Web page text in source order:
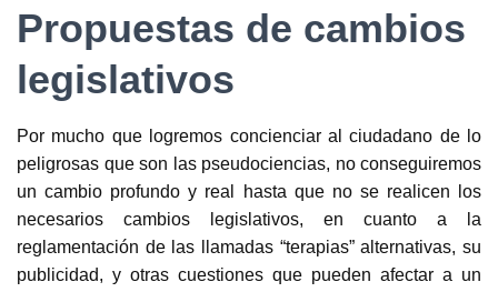
Propuestas de cambios
legislativos
Por mucho que logremos concienciar al ciudadano de lo
peligrosas que son las pseudociencias, no conseguiremos
un cambio profundo y real hasta que no se realicen los
necesarios cambios legislativos, en cuanto a la
reglamentación de las llamadas “terapias” alternativas, su
publicidad, y otras cuestiones que pueden afectar a un